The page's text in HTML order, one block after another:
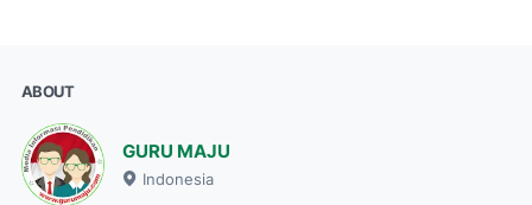
ABOUT
GURU MAJU
Indonesia